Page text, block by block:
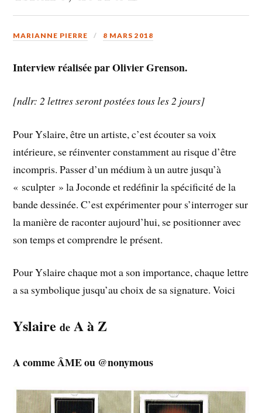
MARIANNE PIERRE 8 MARS 2018
Interview réalisée par Olivier Grenson.
[ndlr: 2 lettres seront postées tous les 2 jours]
Pour Yslaire, être un artiste, c’est écouter sa voix
intérieure, se réinventer constamment au risque d’être
incompris. Passer d’un médium à un autre jusqu’à
« sculpter » la Joconde et redéfinir la spécificité de la
bande dessinée. C’est expérimenter pour s’interroger sur
la manière de raconter aujourd’hui, se positionner avec
son temps et comprendre le présent.
Pour Yslaire chaque mot a son importance, chaque lettre
a sa symbolique jusqu’au choix de sa signature. Voici
Yslairede A à Z
A comme ÂME ou @nonymous